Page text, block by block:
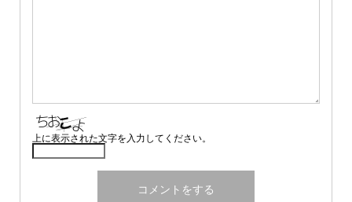
上に表示された文字を入力してください。